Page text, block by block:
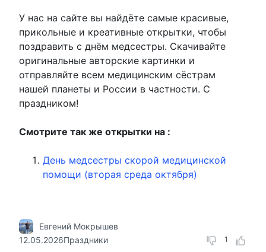
У нас на сайте вы найдёте самые красивые,
прикольные и креативные открытки, чтобы
поздравить с днём медсестры. Скачивайте
оригинальные авторские картинки и
отправляйте всем медицинским сёстрам
нашей планеты и России в частности. С
праздником!
Смотрите так же открытки на :
День медсестры скорой медицинской
помощи (вторая среда октября)
1
Евгений Мокрышев
12.05.2026Праздники